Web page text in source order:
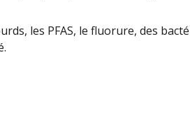
les PFAS, le fluorure, des